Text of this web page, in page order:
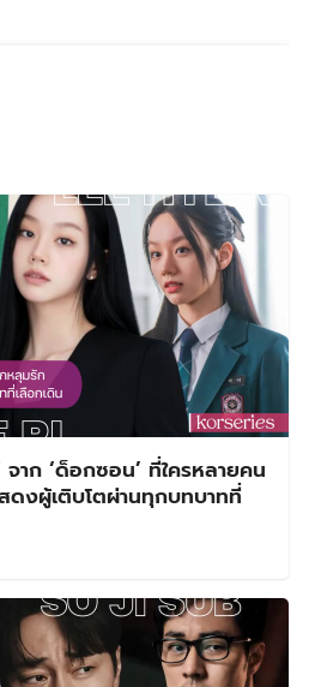
จาก ‘ด็อกซอน’ ที่ใครหลายคน
งผู้เติบโตผ่านทุกบทบาทที่